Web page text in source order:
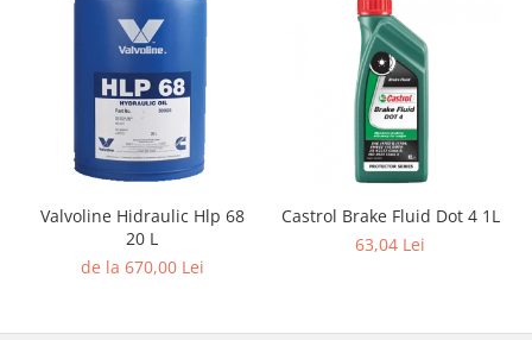
Valvoline Hidraulic Hlp 68
20 L
de la 670,00 Lei
Castrol Brake Fluid Dot 4 1L
63,04 Lei